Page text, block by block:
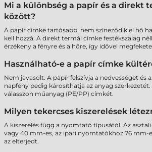
Mi a különbség a papír és a direkt
között?
A papír címke tartósabb, nem színeződik el hő
kell hozzá. A direkt termál címke festékszalag
érzékeny a fényre és a hőre, így idővel
Használható-e a papír címke
Nem javasolt. A papír felszívja a nedvességet és
napfény pedig károsíthatja az anyag
válasszon műanyag (PE/PP) címkét.
Milyen tekercses kiszerelések
A kiszerelés függ a nyomtató típusától. Az
vagy 40 mm-es, az ipari nyomtatókhoz 76 mm-
az elterjedt.